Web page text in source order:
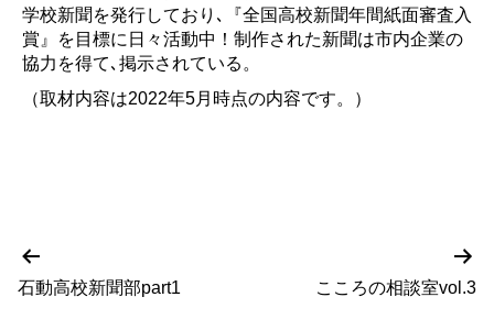
学校新聞を発行しており､『全国高校新聞年間紙面審査入
賞』を目標に日々活動中！制作された新聞は市内企業の
協力を得て､掲示されている。
（取材内容は2022年5月時点の内容です。）
投
稿
の
投
石動高校新聞部part1
次
の
こころの相談室vol.3